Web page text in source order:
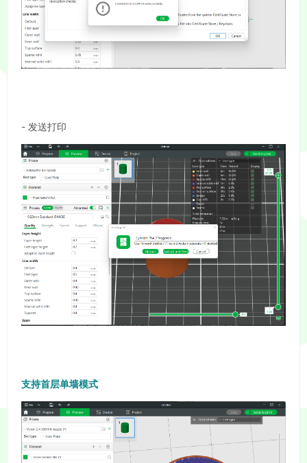
- 发送打印
支持首层单墙模式